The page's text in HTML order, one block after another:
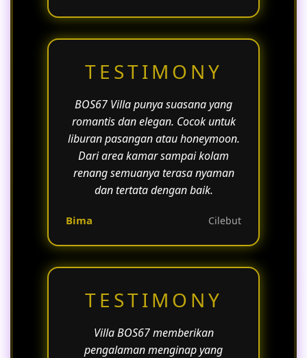
TESTIMONY
BOS67 Villa punya suasana yang
romantis dan elegan. Cocok untuk
liburan pasangan atau honeymoon.
Dari area kamar sampai kolam
renang semuanya terasa nyaman
dan tertata dengan baik.
Bima Cilebut
TESTIMONY
Villa BOS67 memberikan
pengalaman menginap yang